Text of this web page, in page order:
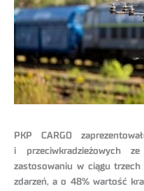
PKP CARGO
i przeciwkradzieżowych
zastosowaniu w ciągu
zdarzeń, a o 48% wartość